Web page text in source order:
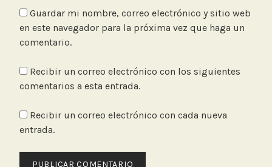
Guardar mi nombre, correo electrónico y sitio web
en este navegador para la próxima vez que haga un
comentario.
Recibir un correo electrónico con los siguientes
comentarios a esta entrada.
Recibir un correo electrónico con cada nueva
entrada.